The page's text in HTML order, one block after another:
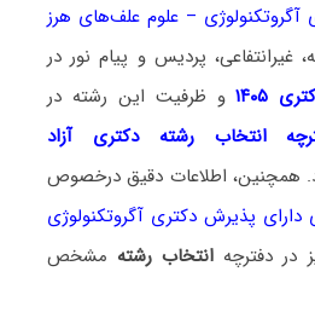
– علوم علف‌های هرز
غیرانتفاعی، پردیس و پیام نور در
و ظرفیت این رشته در
انتخاب رشته دکتری آزاد
همچنین، اطلاعات دقیق درخصوص
دارای پذیرش دکتری آگروتکنولوژی
در دفترچه انتخاب رشته مشخص